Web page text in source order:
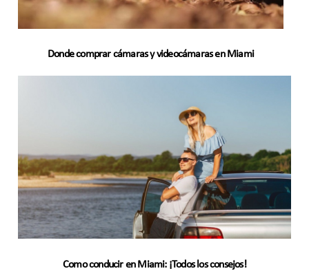
Donde comprar cámaras y videocámaras en Miami
Como conducir en Miami: ¡Todos los consejos!